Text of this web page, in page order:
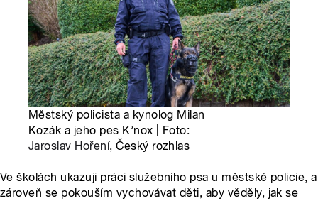
Městský policista a kynolog Milan
Kozák a jeho pes K’nox | Foto:
Jaroslav Hoření, Český rozhlas
Ve školách ukazuji práci služebního psa u městské policie, a
zároveň se pokouším vychovávat děti, aby věděly, jak se